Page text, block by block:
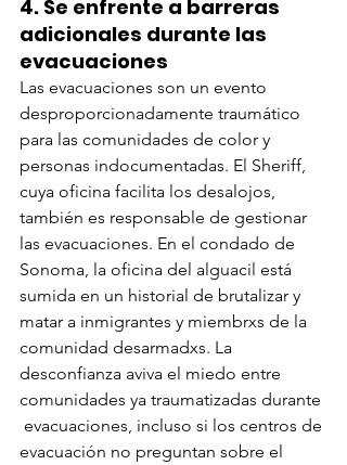
4. Se enfrente a barreras
adicionales durante las
evacuaciones
Las evacuaciones son un evento
desproporcionadamente traumático
para las comunidades de color y
personas indocumentadas. El Sheriff,
cuya oficina facilita los desalojos,
también es responsable de gestionar
las evacuaciones. En el condado de
Sonoma, la oficina del alguacil está
sumida en un historial de brutalizar y
matar a inmigrantes y miembrxs de la
comunidad desarmadxs. La
desconfianza aviva el miedo entre
comunidades ya traumatizadas durante
evacuaciones, incluso si los centros de
evacuación no preguntan sobre el